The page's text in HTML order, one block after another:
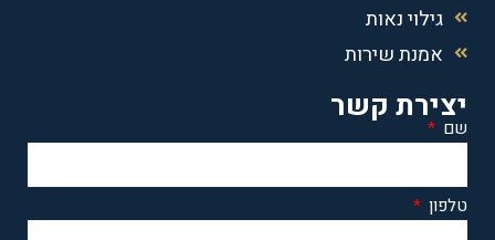
גילוי נאות
אמנת שירות
יצירת קשר
שם
טלפון